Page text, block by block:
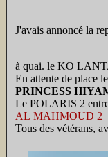
J'avais annoncé la
à quai. le KO
En attente de place le
PRINCESS
Le POLARIS 2
AL MAHMOUD 2
Tous des vétérans,